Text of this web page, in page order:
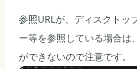
参照URLが、ディスクトッ
ー等を参照している場合は
ができないので注意です。